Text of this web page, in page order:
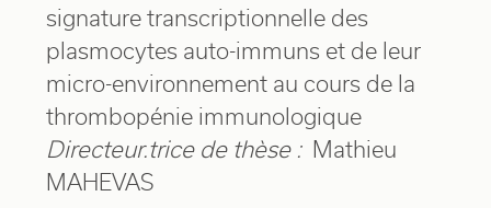
signature transcriptionnelle des
plasmocytes auto-immuns et de leur
micro-environnement au cours de la
thrombopénie immunologique
Directeur.trice de thèse : Mathieu
MAHEVAS